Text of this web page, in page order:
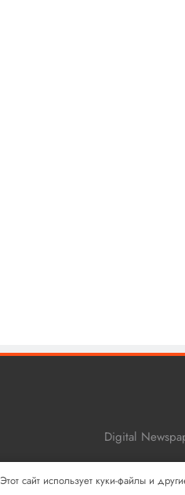
Digital
Этот сайт использует куки-файлы и